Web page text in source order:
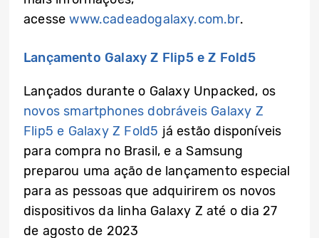
acessewww.cadeadogalaxy.com.br.
Lançamento Galaxy Z Flip5 e Z Fold5
Lançados durante o Galaxy Unpacked, os
novos smartphones dobráveis Galaxy Z
Flip5 e Galaxy Z Fold5 já estão disponíveis
para compra no Brasil, e a Samsung
preparou uma ação de lançamento especial
para as pessoas que adquirirem os novos
dispositivos da linha Galaxy Z até o dia 27
de agosto de 2023